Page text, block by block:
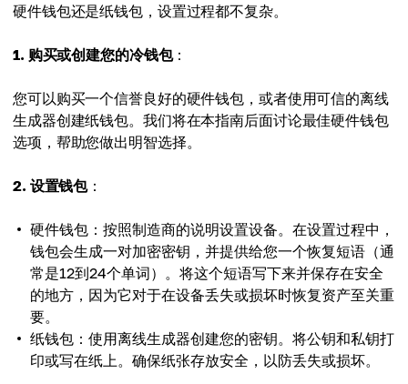
硬件钱包还是纸钱包，设置过程都不复杂。
1. 购买或创建您的冷钱包：
您可以购买一个信誉良好的硬件钱包，或者使用可信的离线
生成器创建纸钱包。我们将在本指南后面讨论最佳硬件钱包
选项，帮助您做出明智选择。
2. 设置钱包：
硬件钱包：按照制造商的说明设置设备。在设置过程中，
钱包会生成一对加密密钥，并提供给您一个恢复短语（通
常是12到24个单词）。将这个短语写下来并保存在安全
的地方，因为它对于在设备丢失或损坏时恢复资产至关重
要。
纸钱包：使用离线生成器创建您的密钥。将公钥和私钥打
印或写在纸上。确保纸张存放安全，以防丢失或损坏。